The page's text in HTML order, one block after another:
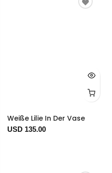
Weiße Lilie In Der Vase
USD 135.00